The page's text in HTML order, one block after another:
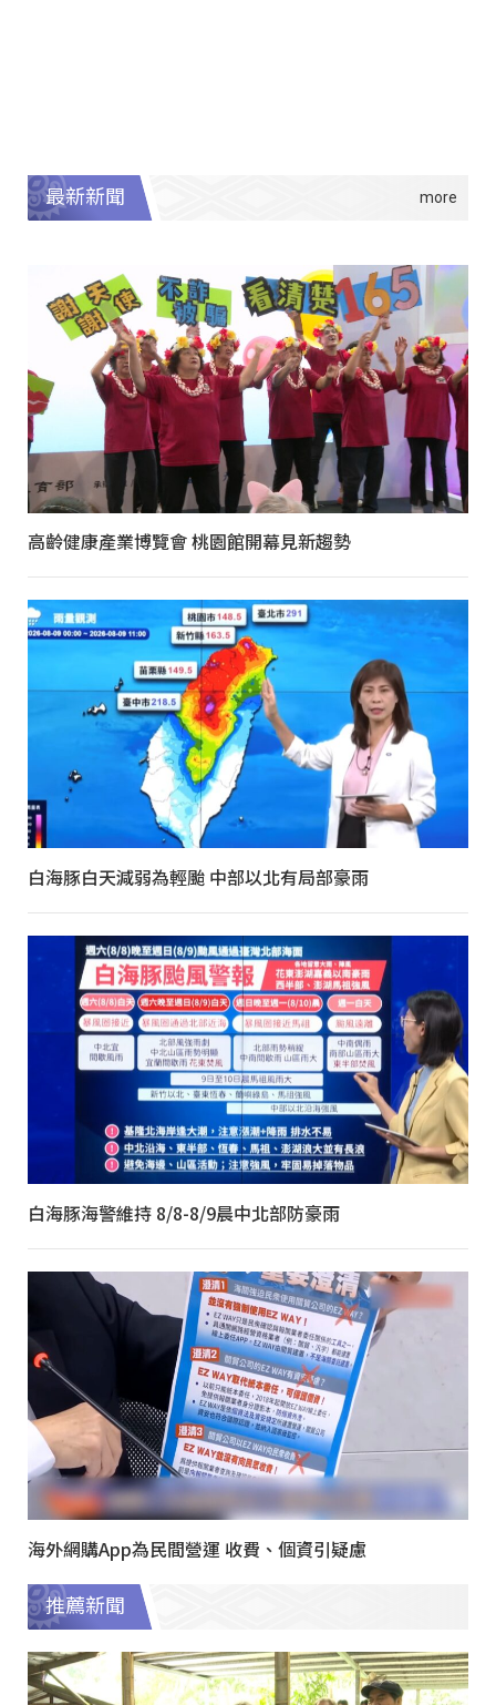
最新新聞
高齡健康產業博覽會 桃園館開幕見新趨勢
白海豚白天減弱為輕颱 中部以北有局部豪雨
白海豚海警維持 8/8-8/9晨中北部防豪雨
海外網購App為民間營運 收費、個資引疑慮
推薦新聞